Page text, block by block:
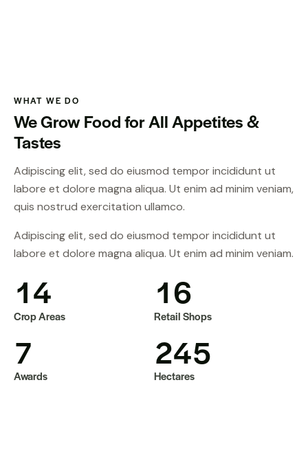
WHAT WE DO
We Grow Food for All Appetites &
Tastes
Adipiscing elit, sed do eiusmod tempor incididunt ut
labore et dolore magna aliqua. Ut enim ad minim veniam,
quis nostrud exercitation ullamco.
Adipiscing elit, sed do eiusmod tempor incididunt ut
labore et dolore magna aliqua. Ut enim ad minim veniam.
14
Crop Areas
7
Awards
16
Retail Shops
245
Hectares